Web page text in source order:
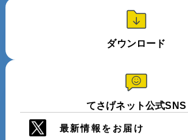
ダウンロード
てさげネット公式SNS
最新情報をお届け